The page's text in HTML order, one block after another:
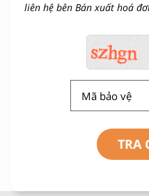
liên hệ bên Bán xuất hoá
TRA